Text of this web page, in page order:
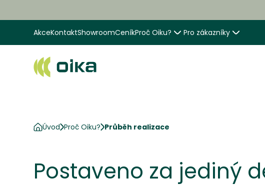
AkceKontaktShowroomCeníkProč Oiku? Pro zákazníky
Úvod Proč Oiku? Průběh realizace
Postaveno za jediný